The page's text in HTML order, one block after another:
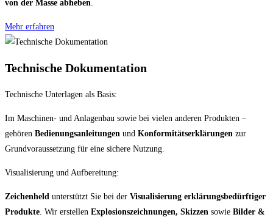
von der Masse abheben
Mehr erfahren
Technische Dokumentation
Technische Unterlagen als Basis:
Im Maschinen- und Anlagenbau sowie bei vielen anderen Produkten –
gehören Bedienungsanleitungen und Konformitätserklärungen zur
Grundvoraussetzung für eine sichere Nutzung.
Visualisierung und Aufbereitung:
Zeichenheld unterstützt Sie bei der Visualisierung erklärungsbedürftiger
Produkte . Wir erstellen Explosionszeichnungen, Skizzen sowie Bilder &